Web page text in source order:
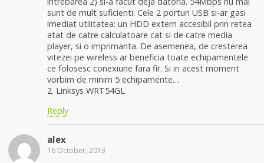
sunt de mult suficienti. Cele 2 porturi USB si-ar gasi
imediat utilitatea: un HDD extern accesibil prin retea
atat de catre calculatoare cat si de catre media
player, si o imprimanta. De asemenea, de cresterea
vitezei pe wireless ar beneficia toate echipamentele
ce folosesc conexiune fara fir. Si in acest moment
vorbim de minim 5 echipamente…
2. Linksys WRT54GL
Reply
alex
16 October, 2013